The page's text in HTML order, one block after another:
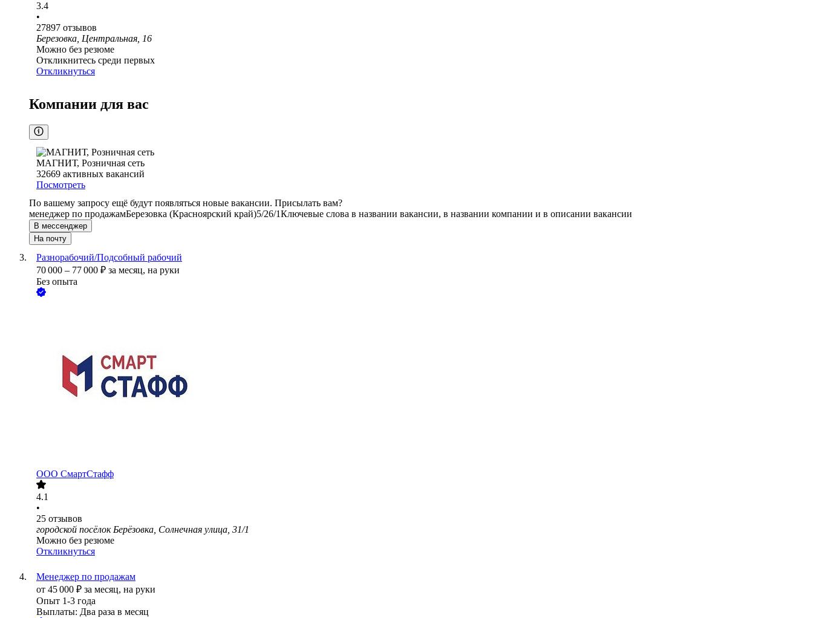
3.4
•
27897 отзывов
Березовка, Центральная, 16
Можно без резюме
Откликнитесь среди первых
Откликнуться
Компании для вас
МАГНИТ, Розничная сеть
32669 активных вакансий
Посмотреть
По вашему запросу ещё будут появляться новые вакансии. Присылать вам?
менеджер по продажамБерезовка (Красноярский край)5/26/1Ключевые слова в названии вакансии, в названии компании и в описании вакансии
В мессенджер
На почту
Разнорабочий/Подсобный рабочий
70 000 – 77 000 ₽ за месяц, на руки
Без опыта
ООО СмартСтафф
4.1
•
25 отзывов
городской посёлок Берёзовка, Солнечная улица, 31/1
Можно без резюме
Откликнуться
Менеджер по продажам
от 45 000 ₽ за месяц, на руки
Опыт 1-3 года
Выплаты: Два раза в месяц